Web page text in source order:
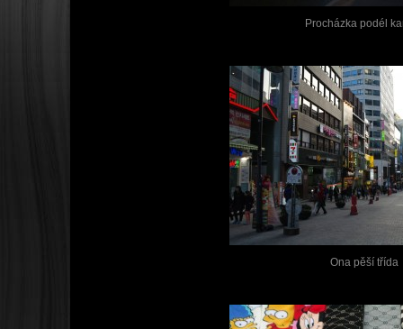
Procházka podél
Ona pěší třída